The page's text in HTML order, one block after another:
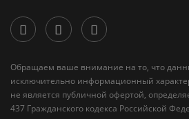
Обращаем ваше внимание на то, что
исключительно информационный
не является публичной офертой,
437 Гражданского кодекса Российской